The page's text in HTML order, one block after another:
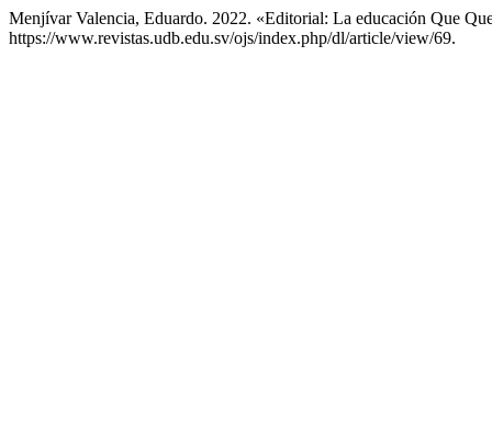
Menjívar Valencia, Eduardo. 2022. «Editorial: La educación Que
https://www.revistas.udb.edu.sv/ojs/index.php/dl/article/view/69.